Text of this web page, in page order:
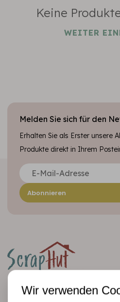
Keine
WEITER
Melden Sie sich für den
Erhalten Sie als Erster unsere
Produkte direkt in Ihrem
Abonnieren
Kundenservice
Wir verwenden